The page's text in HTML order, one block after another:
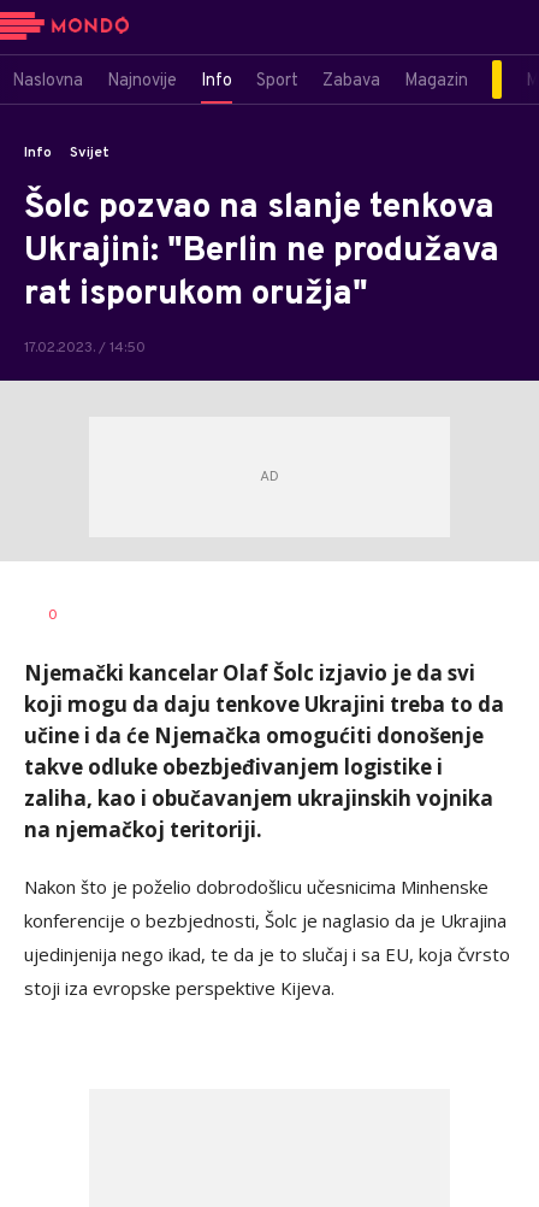
Naslovna Najnovije Info Sport Zabava Magazin
Info Svijet
Šolc pozvao na slanje tenkova
Ukrajini: "Berlin ne produžava
rat isporukom oružja"
17.02.2023. / 14:50
AUTOR
0
Njemački kancelar Olaf Šolc izjavio je da svi
koji mogu da daju tenkove Ukrajini treba to da
učine i da će Njemačka omogućiti donošenje
takve odluke obezbjeđivanjem logistike i
zaliha, kao i obučavanjem ukrajinskih vojnika
na njemačkoj teritoriji.
Nakon što je poželio dobrodošlicu učesnicima Minhenske
konferencije o bezbjednosti, Šolc je naglasio da je Ukrajina
ujedinjenija nego ikad, te da je to slučaj i sa EU, koja čvrsto
stoji iza evropske perspektive Kijeva.